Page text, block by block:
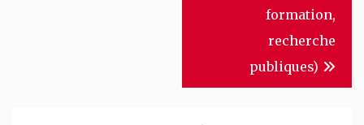
formation,
recherche
publiques)